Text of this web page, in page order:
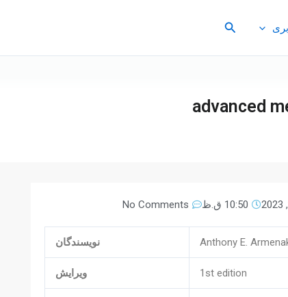
جستجو
advanced
10:50 ق.ظ No Comments
Anthony E. نویسندگان
1st edition ویرایش